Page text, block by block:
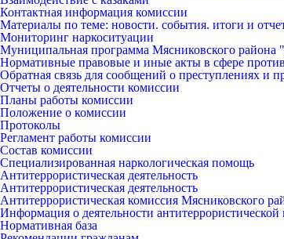
Контактная информация комиссии
Материалы по теме: новости. события. итоги и
Мониторинг наркоситуации
Муниципальная программа Мясниковского района
Нормативные правовые и иные акты в сфере
Обратная связь для сообщений о преступлениях и
Отчеты о деятельности комиссии
Планы работы комиссии
Положение о комиссии
Протоколы
Регламент работы комиссии
Состав комиссии
Специализированная наркологическая помощь
Антитеррористическая деятельность
Антитеррористическая деятельность
Антитеррористическая комиссия Мясниковского
Информация о деятельности
Нормативная база